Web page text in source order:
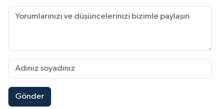
Gönder